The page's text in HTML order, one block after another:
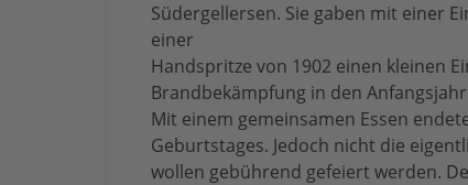
Südergellersen. Sie gaben mit einer
einer
Handspritze von 1902 einen kleinen
Brandbekämpfung in den
Mit einem gemeinsamen Essen
Geburtstages. Jedoch nicht die
wollen gebührend gefeiert werden.